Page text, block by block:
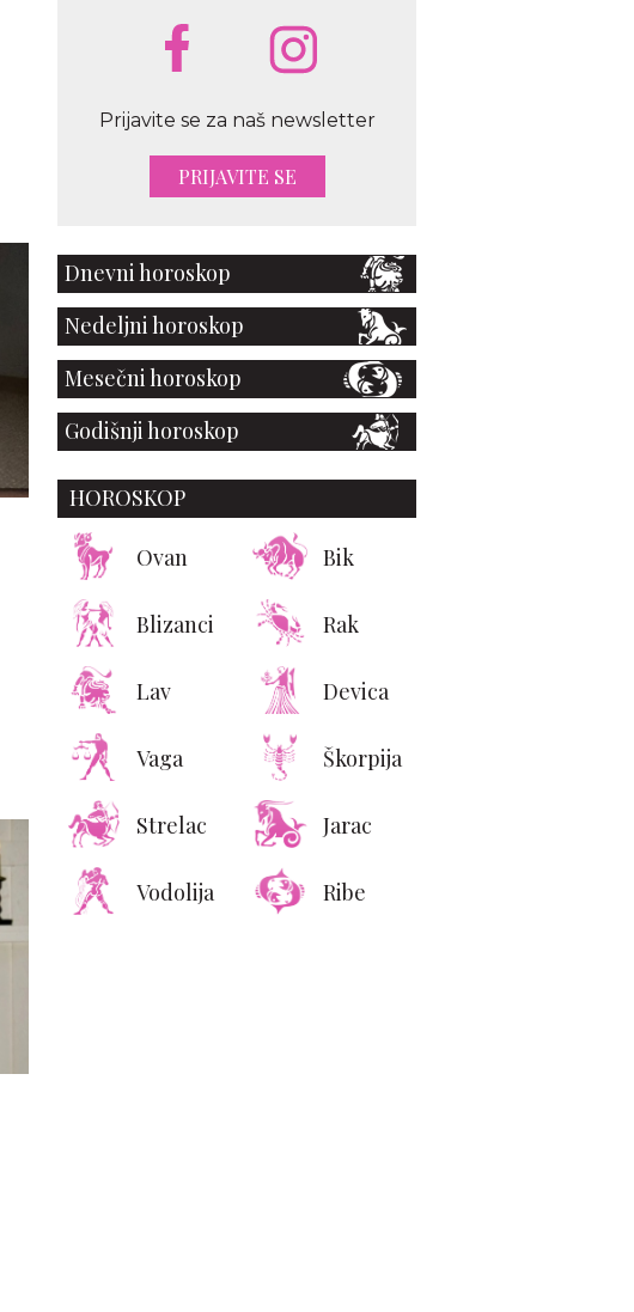
Prijavite se za naš newsletter
PRIJAVITE SE
Dnevni horoskop
Nedeljni horoskop
Mesečni horoskop
Godišnji horoskop
HOROSKOP
Ovan Bik
Blizanci Rak
Lav Devica
Vaga Škorpija
Strelac Jarac
Vodolija Ribe